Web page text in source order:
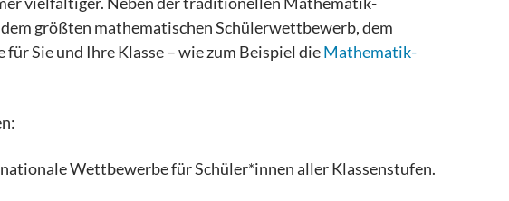
größten mathematischen Schülerwettbewerb, dem
Sie und Ihre Klasse – wie zum Beispiel dieMathematik-
Wettbewerbe für Schüler*innen aller Klassenstufen.